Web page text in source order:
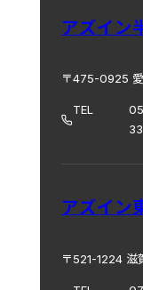
アズイン
〒475-0925
TEL
アズイン
〒521-1224 滋